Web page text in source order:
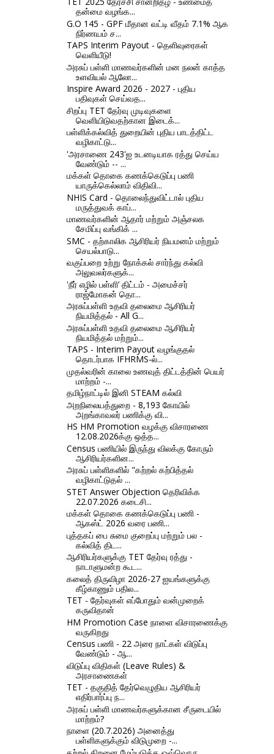
தன்மை வழங்க...
G.O 145 - GPF மீதான வட்டி வீதம் 7.1% ஆக
நிர்ணயம் ச...
TAPS Interim Payout - தெளிவுரைகள்
வெளியீடு!
அரசுப் பள்ளி மாணவர்களின் மன நலன் காத்த
உளவியல் ஆலோ...
Inspire Award 2026 - 2027 - புதிய
பதிவுகள் செய்வத...
சிறப்பு TET தேர்வு முடிவுகளை
வெளியிடுவதற்கான இடைக்...
பள்ளிக்கல்வித் துறையின் புதிய பாடத்திட்ட
வழிகாட்டு...
'அரசாணை 243'ஐ உடனடியாக ரத்து செய்ய
வேண்டும் -- ...
மக்கள் தொகை கணக்கெடுப்பு பணி
யாருக்கெல்லாம் விதிவி...
NHIS Card - தொலைந்துவிட்டால் புதிய
மருத்துவக் காப்...
மாணவர்களின் ஆதார் மற்றும் அஞ்சலக
சேமிப்பு வங்கிக் ...
SMC - தற்காலிக ஆசிரியர் நியமனம் மற்றும்
செயல்பாடு...
வகுப்பறை உற்று நோக்கல் சார்ந்து கல்வி
அலுவலர்களுக்...
'நீர் எழில் பள்ளி’ திட்டம் - அமைச்சர்
ராஜ்மோகன் தொ...
அரசுப்பள்ளி உதவி தலைமை ஆசிரியர்
நியமித்தல் - All G...
அரசுப்பள்ளி உதவி தலைமை ஆசிரியர்
நியமித்தல் மற்றும்...
TAPS - Interim Payout வழங்குதல்
தொடர்பாக IFHRMS-ல்...
முதல்வரின் காலை உணவுத் திட்டத்தின் பெயர்
மாற்றம் -...
தமிழ்நாட்டில் இனி STEAM கல்வி
அறநிலையத்துறை - 8,193 கோயில்
அறங்காவலர் பணிக்கு வி...
HS HM Promotion வழக்கு விசாரணை
12.08.2026க்கு ஒத்த...
Census பணியில் இருந்து விலக்கு கோரும்
ஆசிரியர்களின...
அரசுப் பள்ளிகளில் "கற்றல் கற்பித்தல்
வழிகாட்டுதல் ...
STET Answer Objection தெரிவிக்க
22.07.2026 கடைசி...
மக்கள் தொகை கணக்கெடுப்பு பணி -
ஆகஸ்ட் 2026 வரை பணி...
புத்தகப் பை சுமை குறைப்பு மற்றும் பல -
கல்வித் திட...
ஆசிரியர்களுக்கு TET தேர்வு ரத்து -
நாடாளுமன்ற கூட...
கலைத் திருவிழா 2026-27 ஐயங்களுக்கு
கீழ்காணும் பதில...
TET - தேர்வுகள் எப்போதும் வன்முறைக்
கருவிதான்
HM Promotion Case நாளை விசாரணைக்கு
வருகிறது
Census பணி - 22 அரை நாட்கள் விடுப்பு
வேண்டும் - ஆ...
விடுப்பு விதிகள் (Leave Rules) &
அரசாணைகள்
TET - தகுதித் தேர்வெழுதிய ஆசிரியர்
எதிர்பார்ப்பு ந...
அரசுப் பள்ளி மாணவர்களுக்கான சீருடையில்
மாற்றம்?
நாளை (20.7.2026) அனைத்து
பள்ளிகளுக்கும் விடுமுறை -...